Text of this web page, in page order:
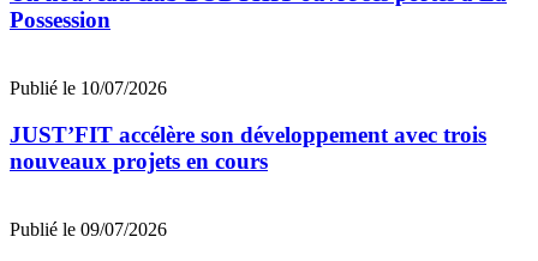
Possession
Publié le 10/07/2026
JUST’FIT accélère son développement avec trois
nouveaux projets en cours
Publié le 09/07/2026